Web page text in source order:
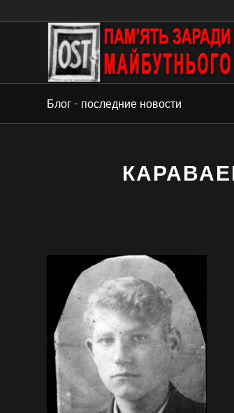
Блог - последние новости